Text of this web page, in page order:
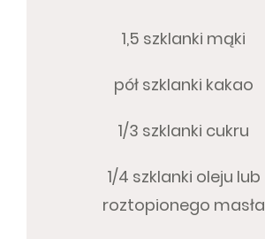
1,5 szklanki mąki
pół szklanki kakao
1/3 szklanki cukru
1/4 szklanki oleju lub
roztopionego masła